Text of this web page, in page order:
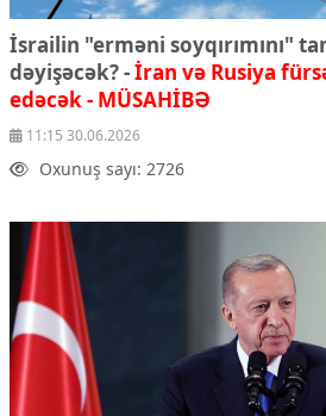
İsrailin "erməni soyqırımını"
dəyişəcək? -İran və Rusiya
edəcək - MÜSAHİBƏ
11:15 30.06.2026
Oxunuş sayı: 2726